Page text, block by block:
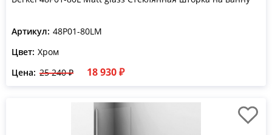
Артикул: 48P01-80LM
Цвет: Хром
Цена: 25 240 ₽ 18 930 ₽